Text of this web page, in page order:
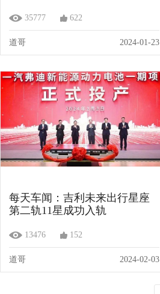
35777 622
道哥 2024-01-23
每天车闻：吉利未来出行星座
第二轨11星成功入轨
13476 152
道哥 2024-02-03